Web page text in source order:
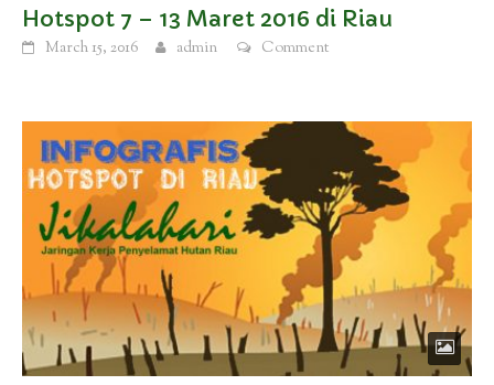
Hotspot 7 – 13 Maret 2016 di Riau
March 15, 2016 admin Comment